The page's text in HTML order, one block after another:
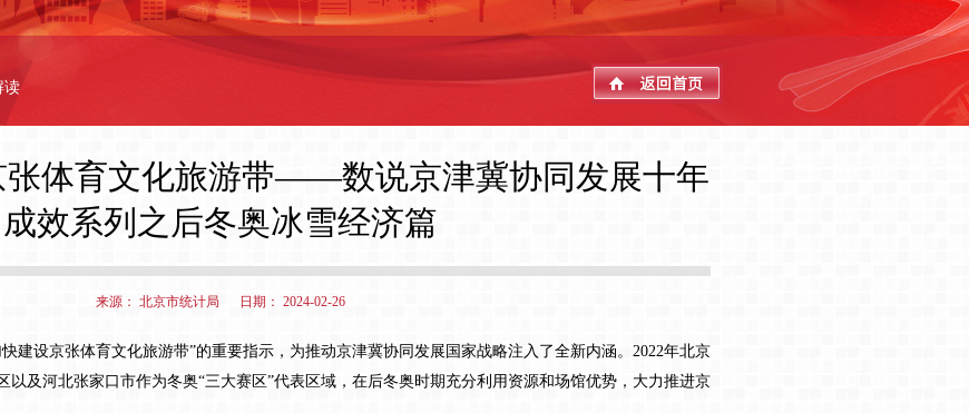
读
张体育文化旅游带——数说京津冀协同发展十年
成效系列之后冬奥冰雪经济篇
来源： 北京市统计局 日期： 2024-02-26
设京张体育文化旅游带”的重要指示，为推动京津冀协同发展国家战略注入了全新内涵。 2022年北京
以及河北张家口市作为冬奥“三大赛区”代表区域 ， 在后冬奥时期充分利用资源和场馆优势，大力推进京